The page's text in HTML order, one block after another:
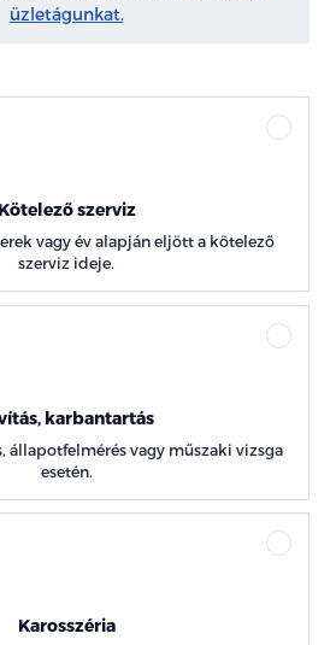
üzletágunkat.
Kötelező szerviz
vagy év alapján eljött a kötelező
szerviz ideje.
karbantartás
állapotfelmérés vagy műszaki vizsga
esetén.
Karosszéria